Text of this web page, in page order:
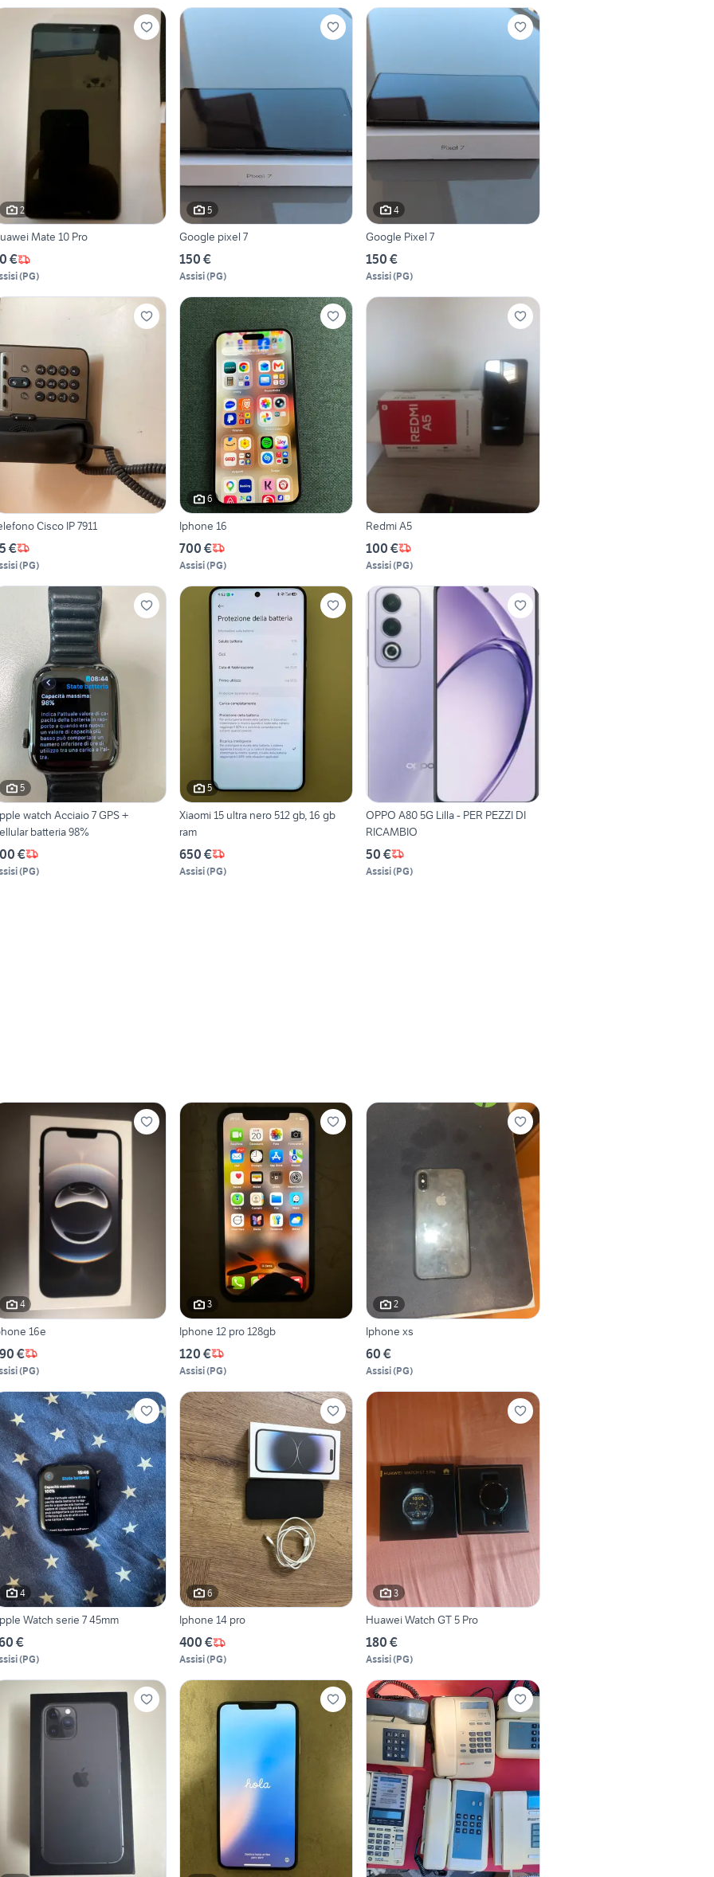
2
Mate 10 Pro
€
(PG)
5
Google pixel 7
150 €
Assisi(PG)
4
Google Pixel 7
150 €
Assisi(PG)
Cisco IP 7911
€
(PG)
6
Iphone 16
700 €
Assisi(PG)
Redmi A5
100 €
Assisi(PG)
5
watch Acciaio 7 GPS +
batteria 98%
€
(PG)
5
Xiaomi 15 ultra nero 512 gb, 16 gb
ram
650 €
Assisi(PG)
OPPO A80 5G Lilla - PER PEZZI DI
RICAMBIO
50 €
Assisi(PG)
4
16e
€
(PG)
3
Iphone 12 pro 128gb
120 €
Assisi(PG)
2
Iphone xs
60 €
Assisi(PG)
4
Watch serie 7 45mm
€
(PG)
6
Iphone 14 pro
400 €
Assisi(PG)
3
Huawei Watch GT 5 Pro
180 €
Assisi(PG)